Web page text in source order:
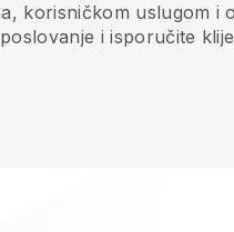
korisničkom uslugom
i isporučite